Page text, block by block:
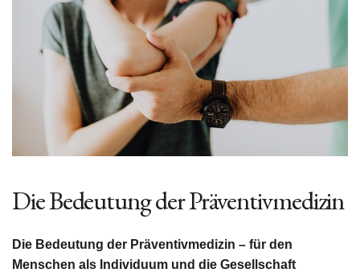
Die Bedeutung der Präventivmedizin
Die Bedeutung der Präventivmedizin – für den
Menschen als Individuum und die Gesellschaft